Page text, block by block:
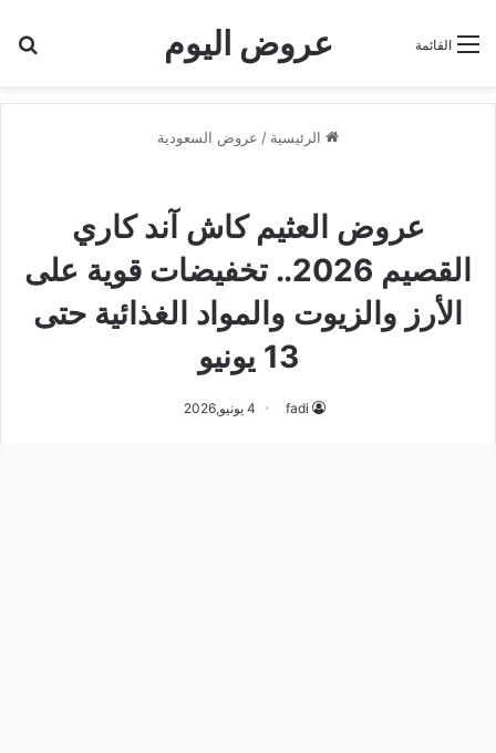
عروض اليوم القائمة
الرئيسية / عروض السعودية
عروض العثيم كاش آند كاري
القصيم 2026.. تخفيضات قوية على
الأرز والزيوت والمواد الغذائية حتى
13 يونيو
fadi 4 يونيو,2026